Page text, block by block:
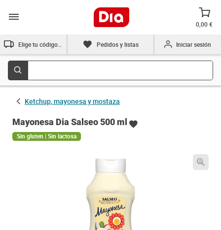
0,00 €
Pedidos y listas Iniciar sesión
Ketchup, mayonesa y mostaza
Mayonesa Dia Salseo 500 ml
Sin gluten | Sin lactosa